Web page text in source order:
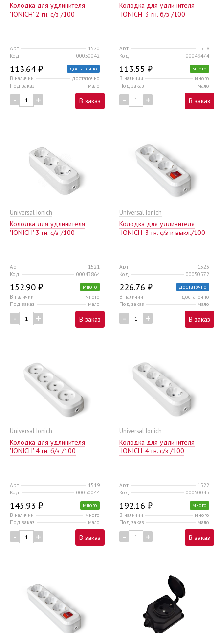
Колодка для удлинителя
'IONICH' 2 гн. с/з /100
Арт
1520
Код
00050042
113.64 ₽
достаточно
В наличии
достаточно
Под заказ
мало
- + В заказ
Колодка для удлинителя
'IONICH' 3 гн. б/з /100
Арт
1518
Код
00049474
113.55 ₽
много
В наличии
много
Под заказ
мало
- + В заказ
Universal Ionich
Колодка для удлинителя
'IONICH' 3 гн. с/з /100
Арт
1521
Код
00043864
152.90 ₽
много
В наличии
много
Под заказ
мало
- + В заказ
Universal Ionich
Колодка для удлинителя
'IONICH' 3 гн. с/з и выкл./100
Арт
1523
Код
00050572
226.76 ₽
достаточно
В наличии
достаточно
Под заказ
мало
- + В заказ
Universal Ionich
Колодка для удлинителя
'IONICH' 4 гн. б/з /100
Арт
1519
Код
00050044
145.93 ₽
много
В наличии
много
Под заказ
мало
- + В заказ
Universal Ionich
Колодка для удлинителя
'IONICH' 4 гн. с/з /100
Арт
1522
Код
00050045
192.16 ₽
много
В наличии
много
Под заказ
мало
- + В заказ